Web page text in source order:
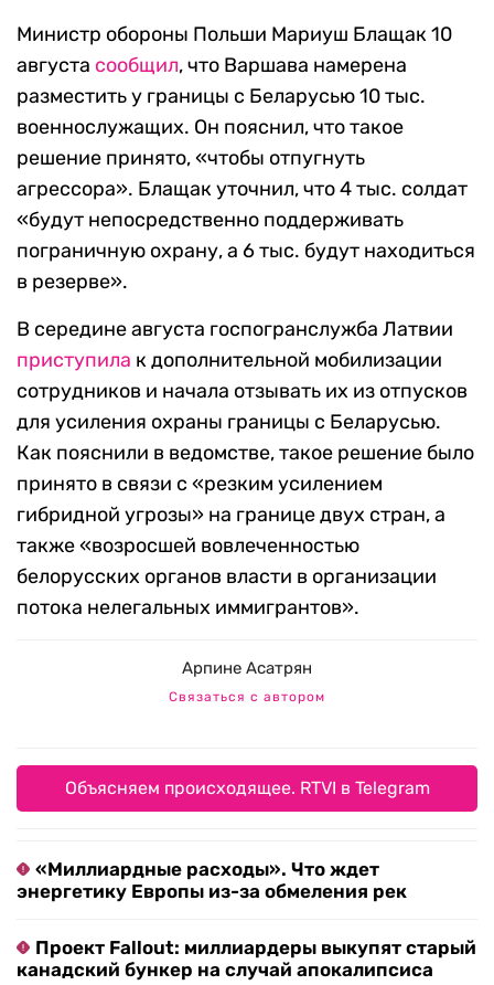
Министр обороны Польши Мариуш Блащак 10
августа сообщил, что Варшава намерена
разместить у границы с Беларусью 10 тыс.
военнослужащих. Он пояснил, что такое
решение принято, «чтобы отпугнуть
агрессора». Блащак уточнил, что 4 тыс. солдат
«будут непосредственно поддерживать
пограничную охрану, а 6 тыс. будут находиться
в резерве».
В середине августа госпогранслужба Латвии
приступила к дополнительной мобилизации
сотрудников и начала отзывать их из отпусков
для усиления охраны границы с Беларусью.
Как пояснили в ведомстве, такое решение было
принято в связи с «резким усилением
гибридной угрозы» на границе двух стран, а
также «возросшей вовлеченностью
белорусских органов власти в организации
потока нелегальных иммигрантов».
Арпине Асатрян
Связаться с автором
Объясняем происходящее. RTVI в Telegram
«Миллиардные расходы». Что ждет
энергетику Европы из-за обмеления рек
Проект Fallout: миллиардеры выкупят старый
канадский бункер на случай апокалипсиса